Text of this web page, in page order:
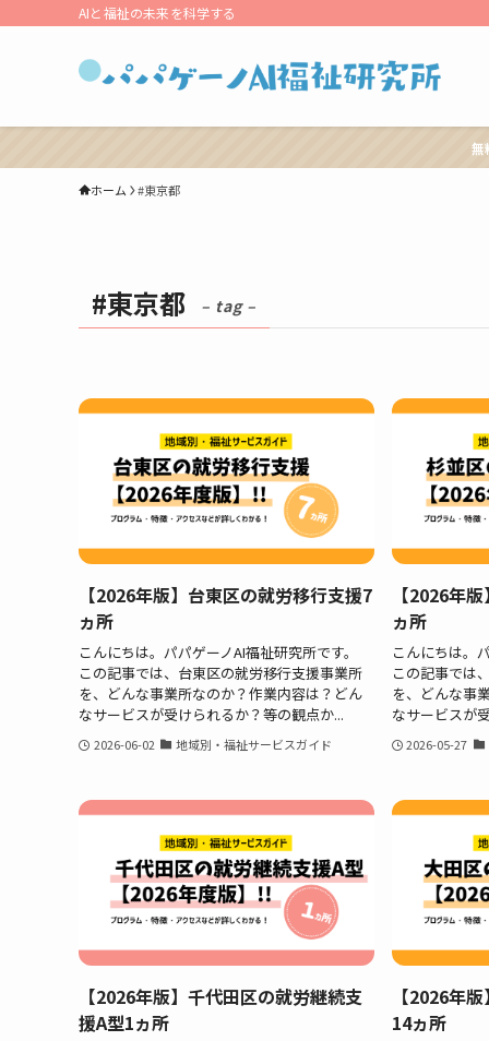
AIと福祉の未来を科学する
無
ホーム #東京都
#東京都 – tag –
【2026年版】台東区の就労移行支援7
ヵ所
こんにちは。パパゲーノAI福祉研究所です。
この記事では、台東区の就労移行支援事業所
を、どんな事業所なのか？作業内容は？どん
なサービスが受けられるか？等の観点か...
2026-06-02 地域別・福祉サービスガイド
【2026年
ヵ所
こんにちは。
この記事では
を、どんな事
なサービスが
2026-05-27
【2026年版】千代田区の就労継続支
援A型1ヵ所
【2026年
14ヵ所